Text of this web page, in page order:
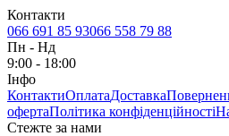
Контакти
066 691 85 93066 558 79 88
Пн - Нд
9:00 - 18:00
Інфо
КонтактиОплатаДоставка
офертаПолітика конфіденційності
Стежте за нами